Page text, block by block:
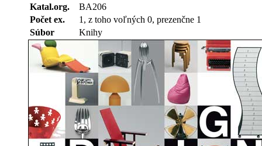
Katal.org.
BA206
Počet ex.
1, z toho voľných 0, prezenčne 1
Súbor
Knihy